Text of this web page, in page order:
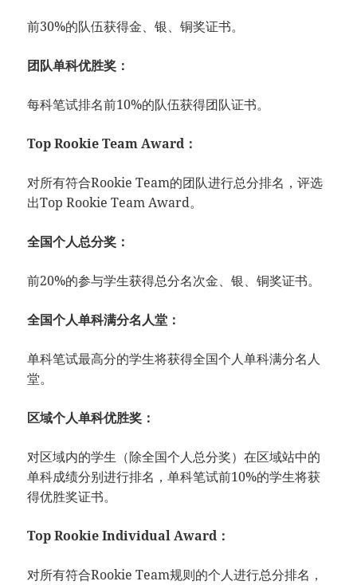
前30%的队伍获得金、银、铜奖证书。
团队单科优胜奖：
每科笔试排名前10%的队伍获得团队证书。
Top Rookie Team Award：
对所有符合Rookie Team的团队进行总分排名，评选
出Top Rookie Team Award。
全国个人总分奖：
前20%的参与学生获得总分名次金、银、铜奖证书。
全国个人单科满分名人堂：
单科笔试最高分的学生将获得全国个人单科满分名人
堂。
区域个人单科优胜奖：
对区域内的学生（除全国个人总分奖）在区域站中的
单科成绩分别进行排名，单科笔试前10%的学生将获
得优胜奖证书。
Top Rookie Individual Award：
对所有符合Rookie Team规则的个人进行总分排名，